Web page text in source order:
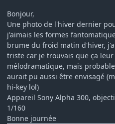
Bonjour,
Une photo de l'hiver dernier
j'aimais les formes
brume du froid matin d'hiver,
triste car je trouvais que ça
mélodramatique, mais
aurait pu aussi être envisagé
hi-key lol)
Appareil Sony Alpha 300,
1/160
Bonne journée